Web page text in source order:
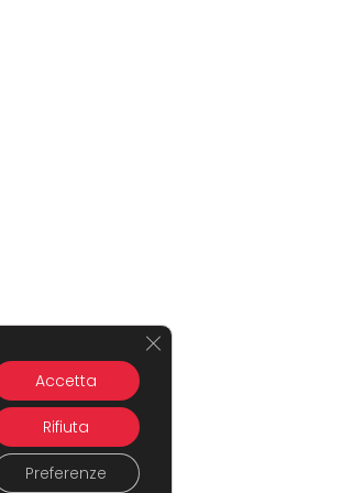
Accetta
Rifiuta
Preferenze
Close GDPR Cookie Banner